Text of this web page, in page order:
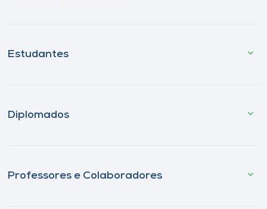
Estudantes
Diplomados
Professores e Colaboradores